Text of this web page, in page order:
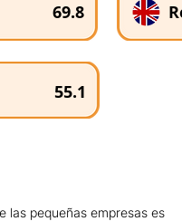
69.8
55.1
las pequeñas empresas es